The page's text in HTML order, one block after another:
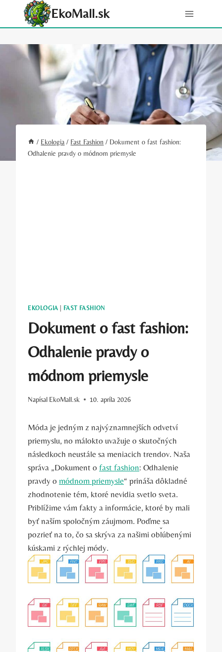
EkoMall.sk
/ Ekologia / Fast Fashion / Dokument o fast fashion:
Odhalenie pravdy o módnom priemysle
EKOLOGIA FAST FASHION
Dokument o fast fashion:
Odhalenie pravdy o
módnom priemysle
Napísal EkoMall.sk 10. apríla 2026
Móda je jedným z najvýznamnejších odvetví
priemyslu, no málokto uvažuje o skutočných
následkoch neustále sa meniacich trendov. Naša
správa „Dokument o fast fashion: Odhalenie
pravdy o módnom priemysle“ prináša dôkladné
zhodnotenie tém, ktoré nevidia svetlo sveta.
Priblížime vám fakty a informácie, ktoré by mali
byť naším spoločným záujmom. Poďme sa
pozrieť na to, čo sa skrýva za našimi obľúbenými
kúskami z rýchlej módy.